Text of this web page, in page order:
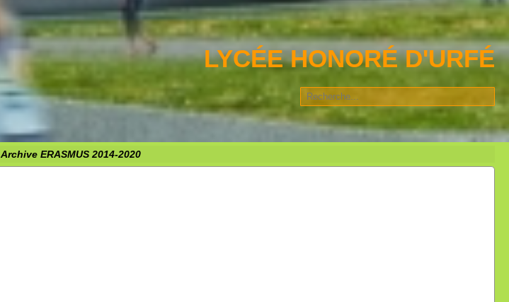
LYCÉE HONORÉ D'URFÉ
Archive ERASMUS 2014-2020